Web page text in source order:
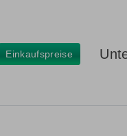
Einkaufspreise